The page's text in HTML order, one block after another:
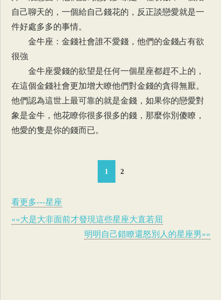
自己聊天的，一個給自己錢花的，反正談戀愛就是一
件好處多多的事情。
金牛座：金錢社會誰不愛錢，他們的金錢占有欲
很強
金牛座愛錢的欲望是任何一個星座都趕不上的，
在這個金錢社會更加增大瞭他們對金錢的貪得無厭。
他們認為這世上最可靠的就是金錢，如果你的戀愛對
象是金牛，他花瞭你很多很多的錢，那麼你別傻瞭，
他愛的隻是你的錢而已。
1 2
看更多---星座
««大是大非面前才發現這些星座大直若屈
明明自己錯瞭還怒別人的星座男»»